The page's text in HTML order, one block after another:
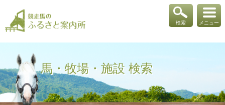
メニュー
検索
馬・牧場・施設 検索